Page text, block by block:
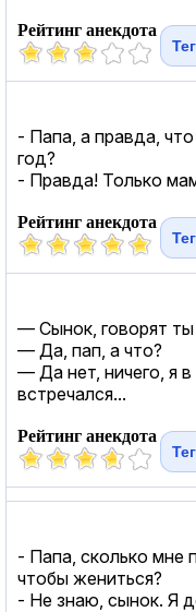
Рейтинг анекдота
- Папа, а правда,
год?
- Правда! Только
Рейтинг анекдота
— Сынок, говорят ты
— Да, пап, а что?
— Да нет, ничего, я
встречался...
Рейтинг анекдота
- Папа, сколько мне
чтобы жениться?
- Не знаю, сынок. Я